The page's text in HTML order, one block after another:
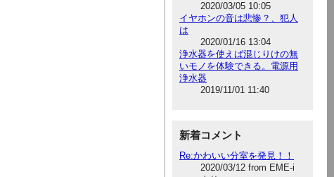
2020/03/05 10:05
イヤホンの音は悲惨？、犯人
は
2020/01/16 13:04
浄水器を使えば混じりけの無
いモノを体験できる。電源用
浄水器
2019/11/01 11:40
新着コメント
Re:かわいい分室を発見！！
2020/03/12 from EME-i